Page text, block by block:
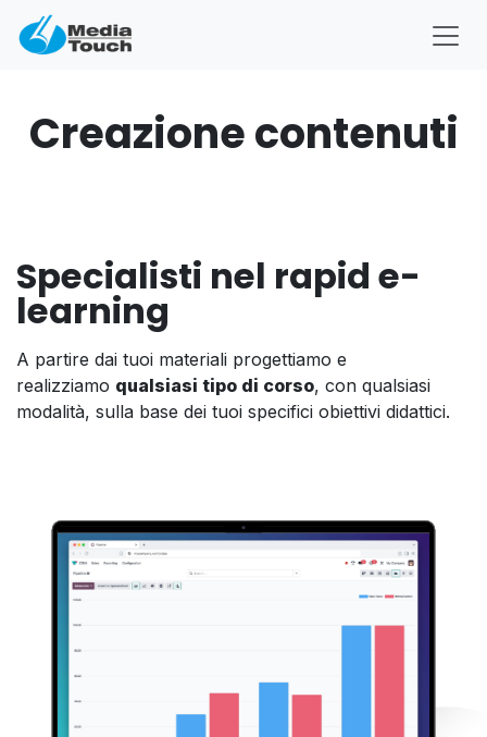
Passa al contenuto
Creazione contenuti
Specialisti nel rapid e-
learning
A partire dai tuoi materiali progettiamo e
realizziamo qualsiasi tipo di corso, con qualsiasi
modalità, sulla base dei tuoi specifici obiettivi didattici.